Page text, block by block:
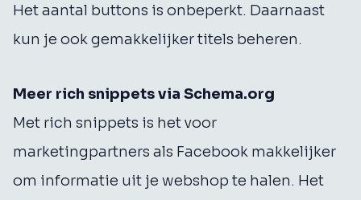
Het aantal buttons is onbeperkt. Daarnaast
kun je ook gemakkelijker titels beheren.
Meer rich snippets via Schema.org
Met rich snippets is het voor
marketingpartners als Facebook makkelijker
om informatie uit je webshop te halen. Het